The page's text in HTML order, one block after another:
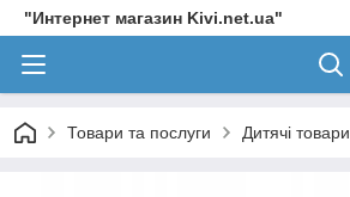
"Интернет магазин Kivi.net.ua"
Товари та послуги Дитячі товари